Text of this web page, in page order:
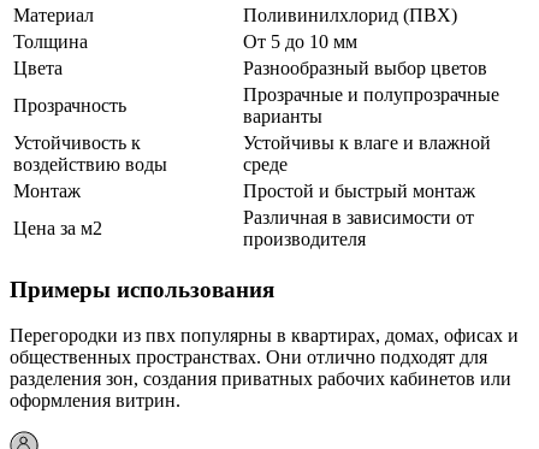
Материал
Поливинилхлорид (ПВХ)
Толщина
От 5 до 10 мм
Цвета
Разнообразный выбор цветов
Прозрачность
Прозрачные и полупрозрачные
варианты
Устойчивость к
воздействию воды
Устойчивы к влаге и влажной
среде
Монтаж
Простой и быстрый монтаж
Цена за м2
Различная в зависимости от
производителя
Примеры использования
Перегородки из пвх популярны в квартирах, домах, офисах и
общественных пространствах. Они отлично подходят для
разделения зон, создания приватных рабочих кабинетов или
оформления витрин.